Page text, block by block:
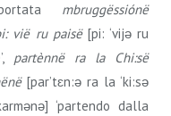
mbruggëssiónë
vië ru paisë[pi: ‘vijǝ ru
partènnë ra la Chi:së
[par’tɛn:ǝ ra la ‘ki:sǝ
‘partendo dalla